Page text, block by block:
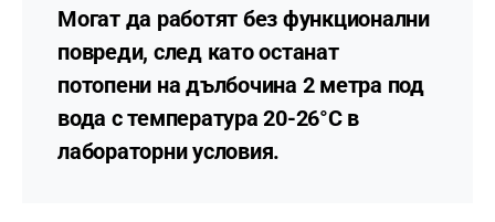
Могат да работят без функционални
повреди, след като останат
потопени на дълбочина 2 метра под
вода с температура 20-26°C в
лабораторни условия.